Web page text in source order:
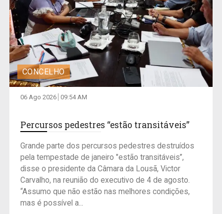
CONCELHO
06 Ago 2026 09:54 AM
Percursos pedestres “estão transitáveis”
Grande parte dos percursos pedestres destruídos
pela tempestade de janeiro "estão transitáveis”,
disse o presidente da Câmara da Lousã, Victor
Carvalho, na reunião do executivo de 4 de agosto.
“Assumo que não estão nas melhores condições,
mas é possível a...